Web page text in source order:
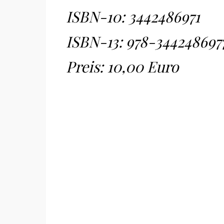
ISBN-10: 3442486971
ISBN-13: 978-
Preis: 10,00 Euro